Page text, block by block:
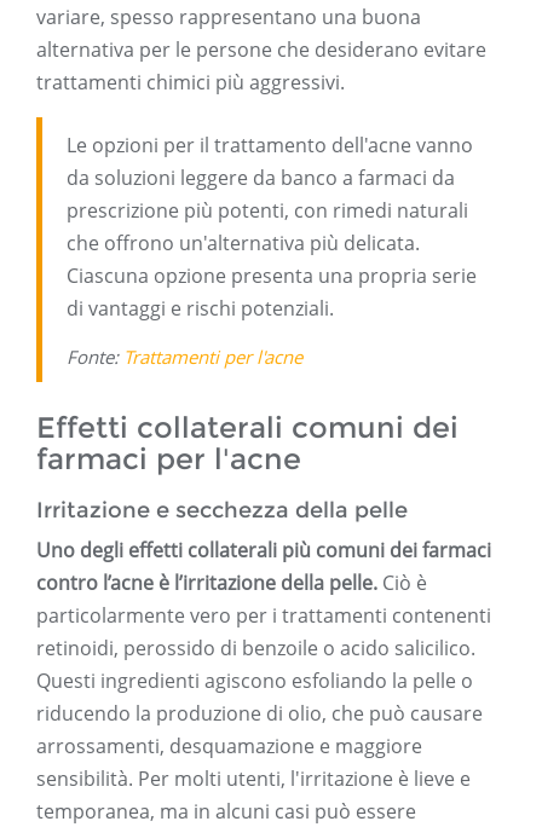
variare, spesso rappresentano una buona
alternativa per le persone che desiderano evitare
trattamenti chimici più aggressivi.
Le opzioni per il trattamento dell'acne vanno
da soluzioni leggere da banco a farmaci da
prescrizione più potenti, con rimedi naturali
che offrono un'alternativa più delicata.
Ciascuna opzione presenta una propria serie
di vantaggi e rischi potenziali.
Fonte: Trattamenti per l'acne
Effetti collaterali comuni dei
farmaci per l'acne
Irritazione e secchezza della pelle
Uno degli effetti collaterali più comuni dei farmaci
contro l’acne è l’irritazione della pelle. Ciò è
particolarmente vero per i trattamenti contenenti
retinoidi, perossido di benzoile o acido salicilico.
Questi ingredienti agiscono esfoliando la pelle o
riducendo la produzione di olio, che può causare
arrossamenti, desquamazione e maggiore
sensibilità. Per molti utenti, l'irritazione è lieve e
temporanea, ma in alcuni casi può essere